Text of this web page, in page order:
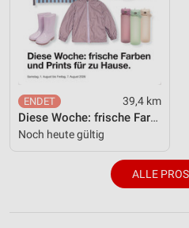
39,4 km
Diese Woche: frische Farben und Prints für zu Hause.
Noch heute gültig
ALLE